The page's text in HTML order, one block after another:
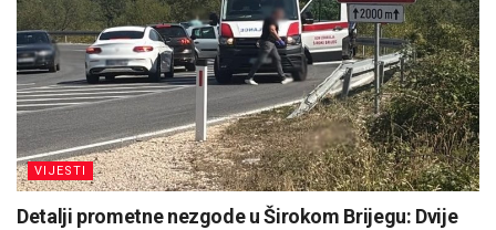
VIJESTI
Detalji prometne nezgode u Širokom Brijegu: Dvije